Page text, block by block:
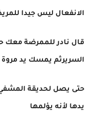
الانفعال ليس جيدا
قال نادر للممرضة
السريرثم يمسك يد مروة
حتى يصل لحديقة المشفي
يدها لأنه يؤلمها